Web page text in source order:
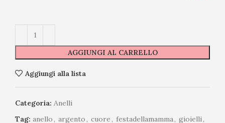
AGGIUNGI AL CARRELLO
Aggiungi alla lista
Categoria: Anelli
Tag: anello, argento, cuore, festadellamamma, gioielli,